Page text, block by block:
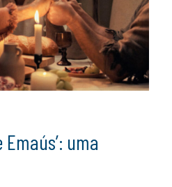
Emaús’: uma